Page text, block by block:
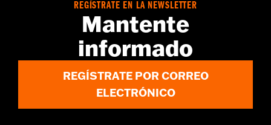
REGÍSTRATE EN LA NEWSLETTER
Mantente
informado
REGÍSTRATE POR CORREO
ELECTRÓNICO